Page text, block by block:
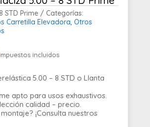
STD Prime
Categorías:
Carretilla Elevadora, Otros
Impuestos incluidos
5.00 – 8 STD o Llanta
apto para usos exhaustivos.
calidad – precio.
¡Consulta nuestros